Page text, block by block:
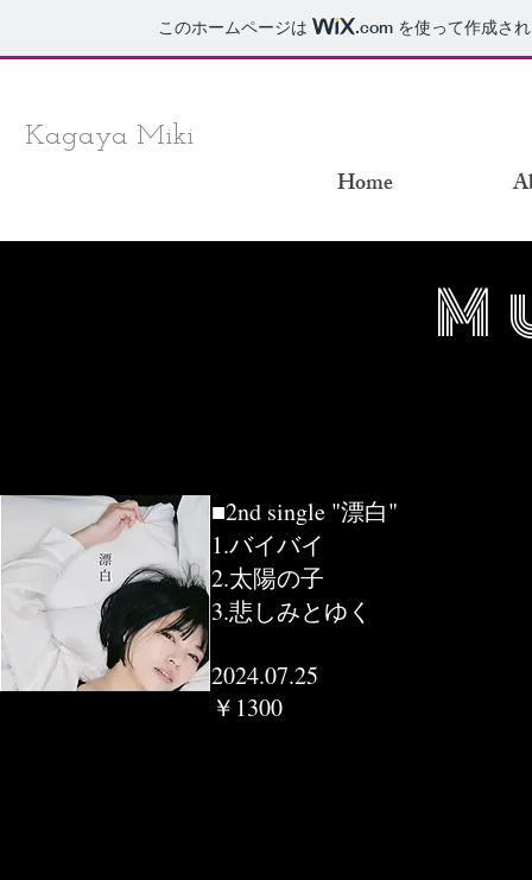
このホームページは .com を使って作成さ
Kagaya Miki
Home
■2nd single "漂白"
1.バイバイ
2.太陽の子
3.悲しみとゆく
2024.07.25
￥1300